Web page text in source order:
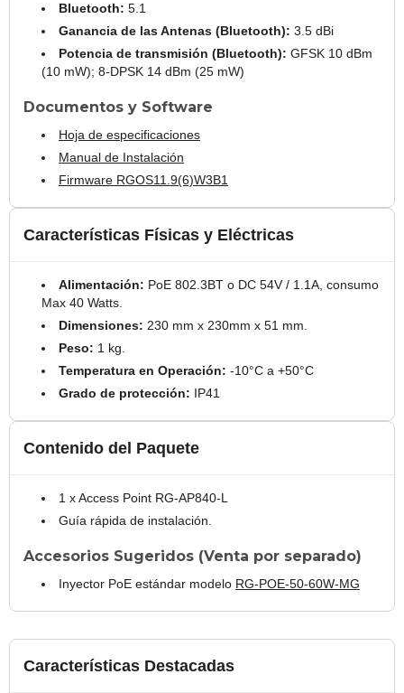
Bluetooth: 5.1
Ganancia de las Antenas (Bluetooth): 3.5 dBi
Potencia de transmisión (Bluetooth): GFSK 10 dBm
(10 mW); 8-DPSK 14 dBm (25 mW)
Documentos y Software
Hoja de especificaciones
Manual de Instalación
Firmware RGOS11.9(6)W3B1
Características Físicas y Eléctricas
Alimentación: PoE 802.3BT o DC 54V / 1.1A, consumo
Max 40 Watts.
Dimensiones: 230 mm x 230mm x 51 mm.
Peso: 1 kg.
Temperatura en Operación: -10°C a +50°C
Grado de protección: IP41
Contenido del Paquete
1 x Access Point RG-AP840-L
Guía rápida de instalación.
Accesorios Sugeridos (Venta por separado)
Inyector PoE estándar modelo RG-POE-50-60W-MG
Características Destacadas